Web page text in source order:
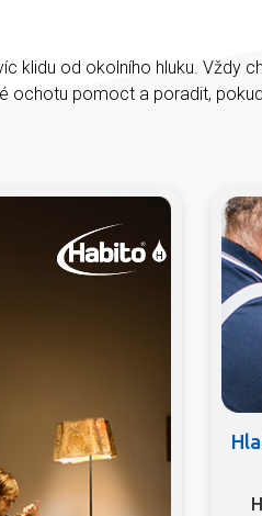
klidu od okolního hluku. Vždy
ochotu pomoct a poradit,